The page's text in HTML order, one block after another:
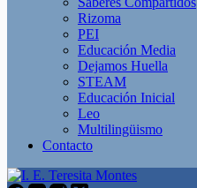
Rizoma
PEI
Educación Media
Dejamos Huella
STEAM
Educación Inicial
Leo
Multilingüismo
Contacto